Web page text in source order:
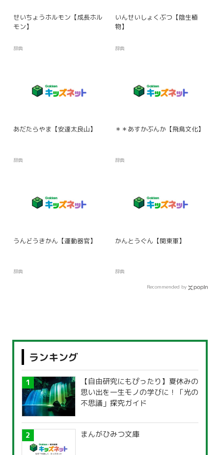
せいちょうホルモン【成長ホル
モン】
辞典
いんせいしょくぶつ【陰生植
物】
辞典
あだたらやま【安達太良山】
辞典
＊＊あすかぶんか【飛鳥文化】
辞典
うんどうきかん【運動器官】
辞典
かんとうぐん【関東軍】
辞典
Recommended by
ランキング
【自由研究にもぴったり】夏休みの
思い出を一生モノの学びに！「光の
不思議」探究ガイド
まんがひみつ文庫